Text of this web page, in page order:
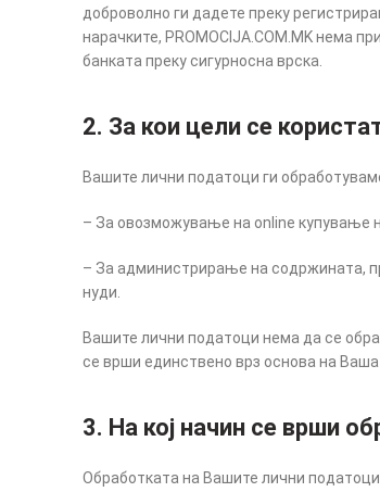
доброволно ги дадете преку
нарачките, PROMOCIJA.COM.MK нема
банката преку сигурносна врска.
2. За кои цели се
Вашите лични податоци ги
– За овозможување на online купување
– За администрирање на содржината,
нуди.
Вашите лични податоци нема да се
се врши единствено врз основа на Ваша
3. На кој начин се врши
Обработката на Вашите лични податоци